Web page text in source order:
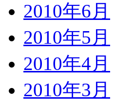
2010年6月
2010年5月
2010年4月
2010年3月